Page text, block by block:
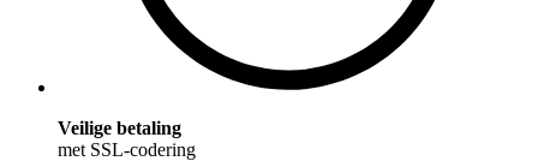
Veilige betaling
met SSL-codering